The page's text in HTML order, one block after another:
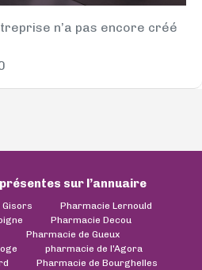
n’a pas encore créé
sur l’annuaire
Gisors
Pharmacie Lernould
Pharmacie Decou
Pharmacie de Gueux
pharmacie de l'Agora
Pharmacie de Bourghelles